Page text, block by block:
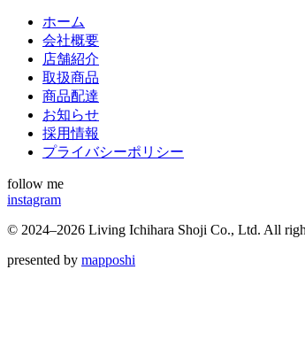
ホーム
会社概要
店舗紹介
取扱商品
商品配達
お知らせ
採用情報
プライバシーポリシー
follow me
instagram
© 2024–2026 Living Ichihara Shoji Co., Ltd. All
presented by mapposhi